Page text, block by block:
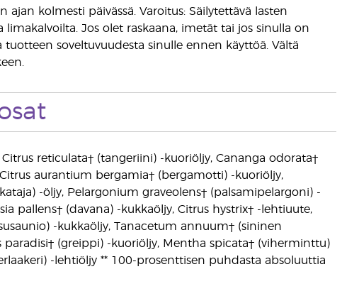
kolmesti päivässä. Varoitus: Säilytettävä lasten
Jos olet raskaana, imetät tai jos sinulla on
soveltuvuudesta sinulle ennen käyttöä. Vältä
reticulata† (tangeriini) -kuoriöljy, Cananga odorata†
aurantium bergamia† (bergamotti) -kuoriöljy,
-öljy, Pelargonium graveolens† (palsamipelargoni) -
pallens† (davana) -kukkaöljy, Citrus hystrix† -lehtiuute,
-kukkaöljy, Tanacetum annuum† (sininen
(greippi) -kuoriöljy, Mentha spicata† (viherminttu)
-lehtiöljy ** 100-prosenttisen puhdasta absoluuttia